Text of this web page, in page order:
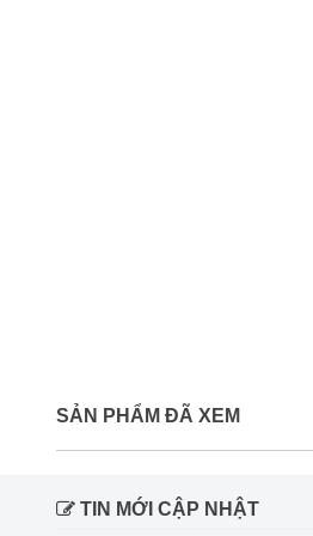
SẢN PHẨM ĐÃ XEM
TIN MỚI CẬP NHẬT